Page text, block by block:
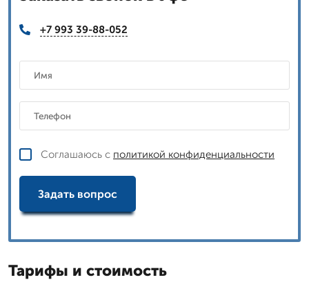
+7 993 39-88-052
Соглашаюсь с политикой конфиденциальности
Задать вопрос
Тарифы и стоимость